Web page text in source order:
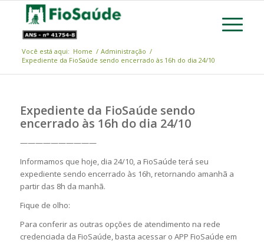
Você está aqui: Home / Administração /
Expediente da FioSaúde sendo encerrado às 16h do dia 24/10
Expediente da FioSaúde sendo
encerrado às 16h do dia 24/10
——————————
Informamos que hoje, dia 24/10, a FioSaúde terá seu
expediente sendo encerrado às 16h, retornando amanhã a
partir das 8h da manhã.
Fique de olho:
Para conferir as outras opções de atendimento na rede
credenciada da FioSaúde, basta acessar o APP FioSaúde em